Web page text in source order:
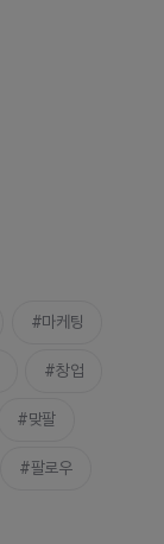
마케팅
창업
맞팔
팔로우